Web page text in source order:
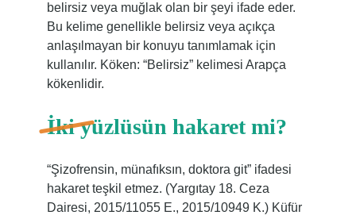
belirsiz veya muğlak olan bir şeyi ifade eder.
Bu kelime genellikle belirsiz veya açıkça
anlaşılmayan bir konuyu tanımlamak için
kullanılır. Köken: “Belirsiz” kelimesi Arapça
kökenlidir.
İki yüzlüsün hakaret mi?
“Şizofrensin, münafıksın, doktora git” ifadesi
hakaret teşkil etmez. (Yargıtay 18. Ceza
Dairesi, 2015/11055 E., 2015/10949 K.) Küfür